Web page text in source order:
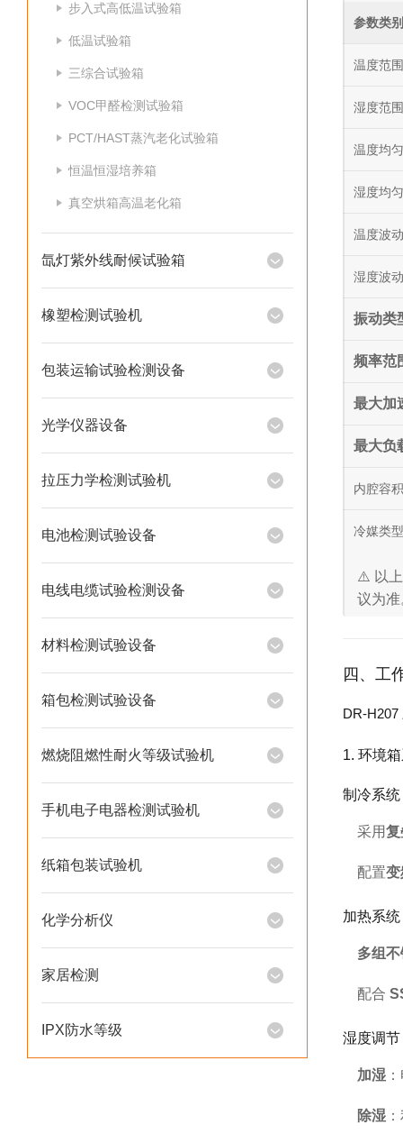
步入式高低温试验箱
低温试验箱
三综合试验箱
VOC甲醛检测试验箱
PCT/HAST蒸汽老化试验箱
恒温恒湿培养箱
真空烘箱高温老化箱
氙灯紫外线耐候试验箱
橡塑检测试验机
包装运输试验检测设备
光学仪器设备
拉压力学检测试验机
电池检测试验设备
电线电缆试验检测设备
材料检测试验设备
箱包检测试验设备
燃烧阻燃性耐火等级试验机
手机电子电器检测试验机
纸箱包装试验机
化学分析仪
家居检测
IPX防水等级
参数类别
温度范围
湿度范围
温度均
湿度均
温度波
湿度波
振动类
频率范
最大加
最大负
内腔容积
冷媒类型
⚠️ 以上
议为准
四、工
DR-
1. 环境
制冷系统
采用复
配置变
加热系统
多组
配合
湿度调节
加湿
除湿